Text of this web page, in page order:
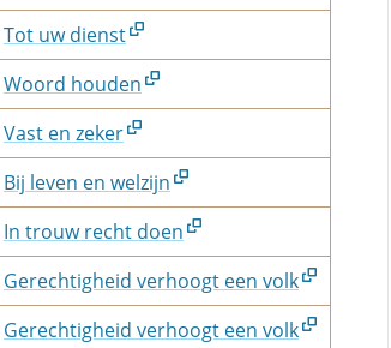
Tot uw dienst
Woord houden
Vast en zeker
Bij leven en welzijn
In trouw recht doen
Gerechtigheid verhoogt een volk
Gerechtigheid verhoogt een volk